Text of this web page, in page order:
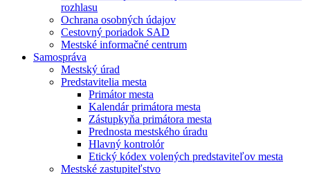
rozhlasu
Ochrana osobných údajov
Cestovný poriadok SAD
Mestské informačné centrum
Samospráva
Mestský úrad
Predstavitelia mesta
Primátor mesta
Kalendár primátora mesta
Zástupkyňa primátora mesta
Prednosta mestského úradu
Hlavný kontrolór
Etický kódex volených predstaviteľov mesta
Mestské zastupiteľstvo